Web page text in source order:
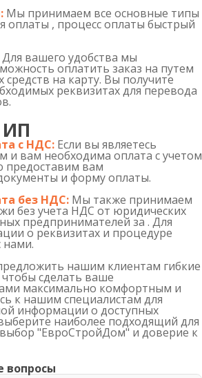
Мы принимаем все основные типы
оплаты , процесс оплаты быстрый
Для вашего удобства мы
оплатить заказ на путем
на карту. Вы получите
реквизитах для перевода
с НДС: Если вы являетесь
и вам необходима оплата с учетом
предоставим вам
и форму оплаты.
без НДС: Мы также принимаем
без учета НДС от юридических
предпринимателей за . Для
о реквизитах и процедуре
нами.
нашим клиентам гибкие
сделать ваше
максимально комфортным и
к нашим специалистам для
информации о доступных
наиболее подходящий для
выбор "ЕвроСтройДом" и доверие к
вопросы